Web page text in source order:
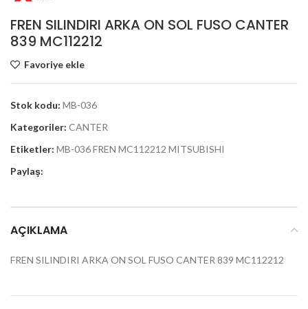
FREN SILINDIRI ARKA ON SOL FUSO CANTER
839 MC112212
Favoriye ekle
Stok kodu: MB-036
Kategoriler: CANTER
Etiketler: MB-036 FREN MC112212 MITSUBISHI
Paylaş:
AÇIKLAMA
FREN SILINDIRI ARKA ON SOL FUSO CANTER 839 MC112212